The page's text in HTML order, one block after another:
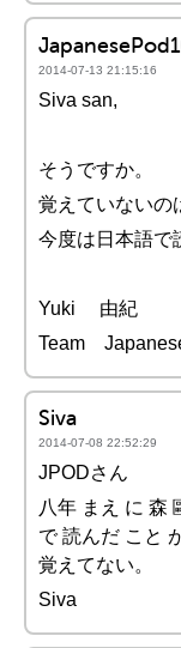
2014-07-13 21:15:16
Siva san,
そうですか。
覚えていないの
今度は日本語で
Yuki 由紀
Team
Siva
2014-07-08 22:52:29
JPODさん
八年 まえ に 森
で 読んだ こと
覚えてない。
Siva